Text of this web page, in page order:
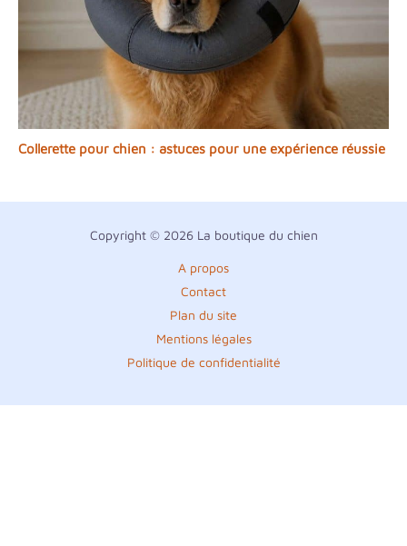
Collerette pour chien : astuces pour une expérience réussie
Copyright © 2026 La boutique du chien
A propos
Contact
Plan du site
Mentions légales
Politique de confidentialité